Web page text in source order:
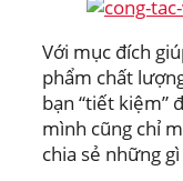
Với mục đích
phẩm chất
bạn “tiết kiệm”
mình cũng chỉ
chia sẻ những